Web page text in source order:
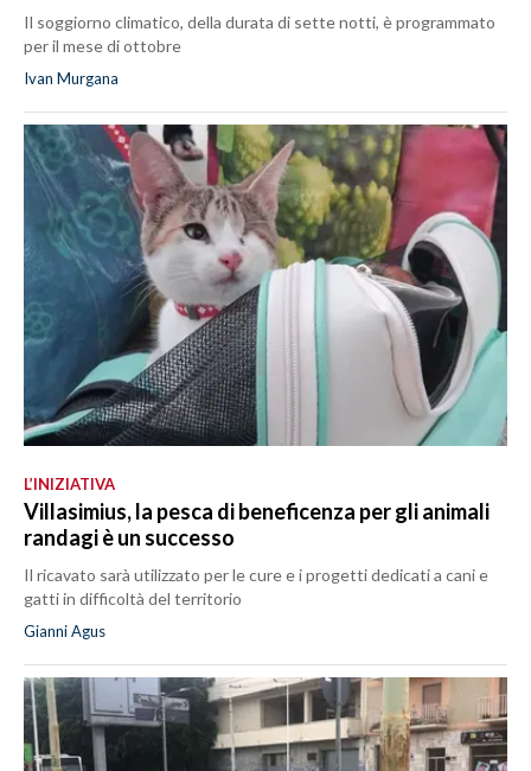
Il soggiorno climatico, della durata di sette notti, è programmato
per il mese di ottobre
Ivan Murgana
L’INIZIATIVA
Villasimius, la pesca di beneficenza per gli animali
randagi è un successo
Il ricavato sarà utilizzato per le cure e i progetti dedicati a cani e
gatti in difficoltà del territorio
Gianni Agus